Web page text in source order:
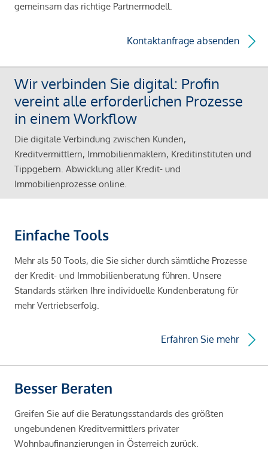
gemeinsam das richtige Partnermodell.
Kontaktanfrage absenden
Wir verbinden Sie digital: Profin
vereint alle erforderlichen Prozesse
in einem Workflow
Die digitale Verbindung zwischen Kunden,
Kreditvermittlern, Immobilienmaklern, Kreditinstituten und
Tippgebern. Abwicklung aller Kredit- und
Immobilienprozesse online.
Einfache Tools
Mehr als 50 Tools, die Sie sicher durch sämtliche Prozesse
der Kredit- und Immobilienberatung führen. Unsere
Standards stärken Ihre individuelle Kundenberatung für
mehr Vertriebserfolg.
Erfahren Sie mehr
Besser Beraten
Greifen Sie auf die Beratungsstandards des größten
ungebundenen Kreditvermittlers privater
Wohnbaufinanzierungen in Österreich zurück.